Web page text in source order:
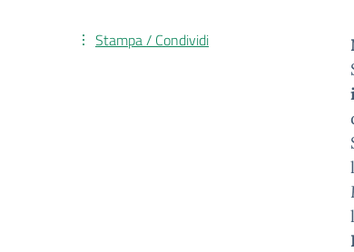
Stampa / Condividi